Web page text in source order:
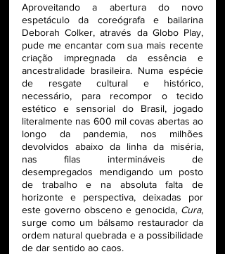
Aproveitando a abertura do novo
espetáculo da coreógrafa e bailarina
Deborah Colker, através da Globo Play,
pude me encantar com sua mais recente
criação impregnada da essência e
ancestralidade brasileira. Numa espécie
de resgate cultural e histórico,
necessário, para recompor o tecido
estético e sensorial do Brasil, jogado
literalmente nas 600 mil covas abertas ao
longo da pandemia, nos milhões
devolvidos abaixo da linha da miséria,
nas filas intermináveis de
desempregados mendigando um posto
de trabalho e na absoluta falta de
horizonte e perspectiva, deixadas por
este governo obsceno e genocida, Cura,
surge como um bálsamo restaurador da
ordem natural quebrada e a possibilidade
de dar sentido ao caos.